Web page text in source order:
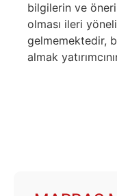
bilgilerin ve
olması ileri
gelmemektedir,
almak